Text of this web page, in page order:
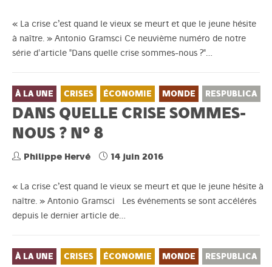
« La crise c’est quand le vieux se meurt et que le jeune hésite
à naître. » Antonio Gramsci Ce neuvième numéro de notre
série d'article "Dans quelle crise sommes-nous ?"…
À LA UNE CRISES ÉCONOMIE MONDE RESPUBLICA
DANS QUELLE CRISE SOMMES-
NOUS ? N° 8
Philippe Hervé 14 juin 2016
« La crise c’est quand le vieux se meurt et que le jeune hésite à
naître. » Antonio Gramsci Les événements se sont accélérés
depuis le dernier article de…
À LA UNE CRISES ÉCONOMIE MONDE RESPUBLICA